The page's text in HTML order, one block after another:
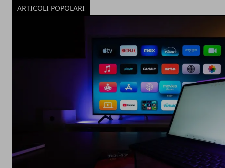
ARTICOLI POPOLARI